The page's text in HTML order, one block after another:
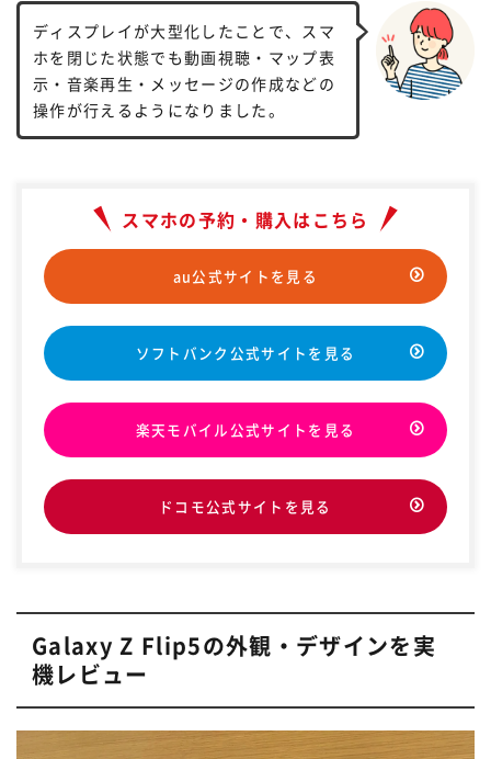
ディスプレイが大型化したことで、スマ
ホを閉じた状態でも動画視聴・マップ表
示・音楽再生・メッセージの作成などの
操作が行えるようになりました。
スマホの予約・購入はこちら
au公式サイトを見る
ソフトバンク公式サイトを見る
楽天モバイル公式サイトを見る
ドコモ公式サイトを見る
Galaxy Z Flip5の外観・デザインを実
機レビュー